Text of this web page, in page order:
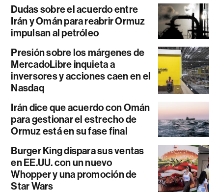
Dudas sobre el acuerdo entre
Irán y Omán para reabrir Ormuz
impulsan al petróleo
Presión sobre los márgenes de
MercadoLibre inquieta a
inversores y acciones caen en el
Nasdaq
Irán dice que acuerdo con Omán
para gestionar el estrecho de
Ormuz está en su fase final
Burger King dispara sus ventas
en EE.UU. con un nuevo
Whopper y una promoción de
Star Wars